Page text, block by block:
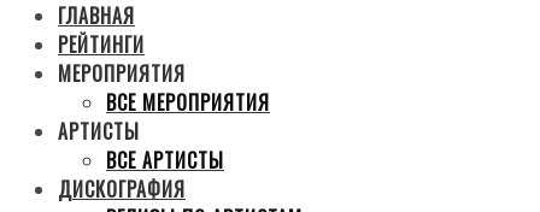
ГЛАВНАЯ
РЕЙТИНГИ
МЕРОПРИЯТИЯ
ВСЕ МЕРОПРИЯТИЯ
АРТИСТЫ
ВСЕ АРТИСТЫ
ДИСКОГРАФИЯ